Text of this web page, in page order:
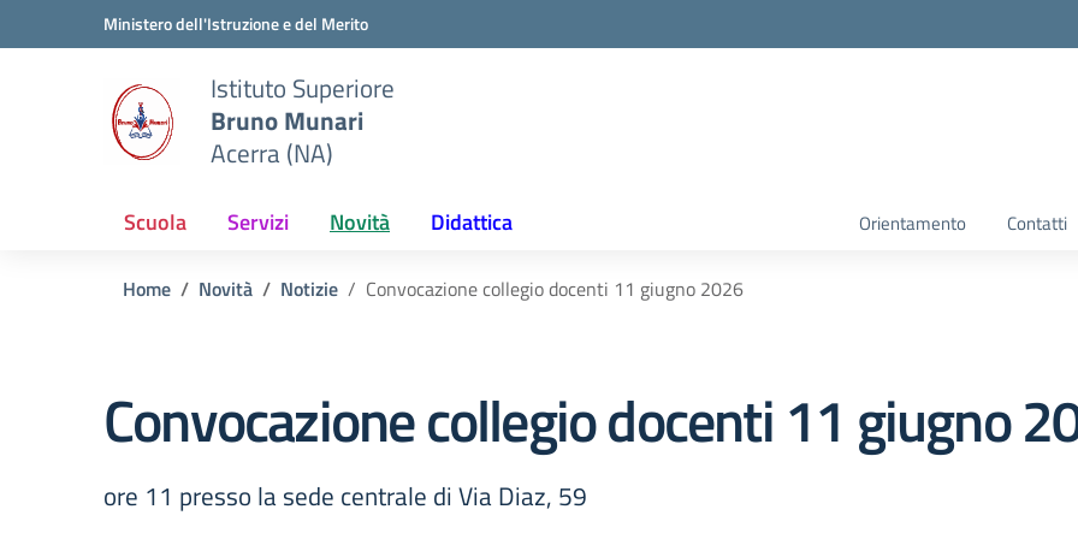
Vai ai contenuti
Vai al menu di navigazioneMinistero dell'Istruzione e del Merito
Istituto Superiore
Bruno Munari
Acerra (NA)
Scuola Servizi Novità Didattica Orientamento Contatti
Home Novità Notizie Convocazione collegio docenti 11 giugno 2026
Convocazione collegio docenti 11 giugno
ore 11 presso la sede centrale di Via Diaz, 59